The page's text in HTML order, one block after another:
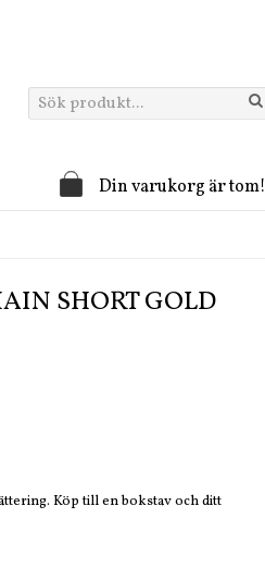
Din varukorg är tom!
SHORT GOLD
Köp till en bokstav och ditt